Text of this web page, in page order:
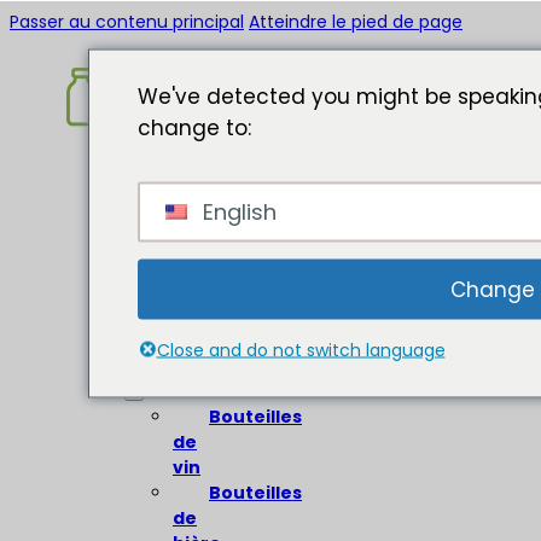
Passer au contenu principal Atteindre le pied de page
Accueil
propos
en
verre
Bouteilles
de
vin
Bouteilles
de
We've detected you might be
change to:
English
Close and do not switch language